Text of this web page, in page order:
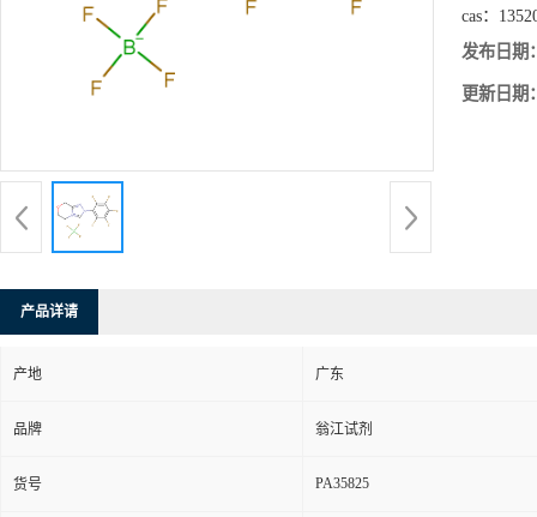
cas：
发布日期
更新日期
产品详请
产地 广东
品牌 翁江试剂
货号 PA35825